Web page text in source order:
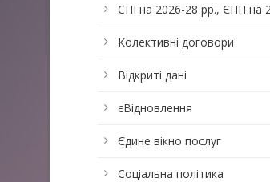
СПІ на 2026-28 рр., ЄПП на
Колективні договори
Відкриті дані
єВідновлення
Єдине вікно послуг
Соціальна політика